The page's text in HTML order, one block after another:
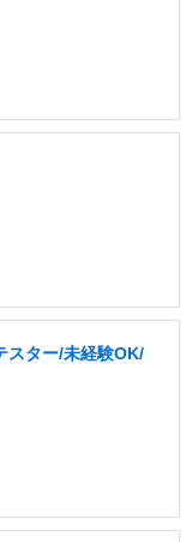
スター/未経験OK/